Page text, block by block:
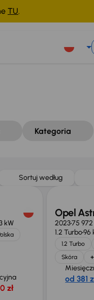
TU.
Kategoria
Sortuj według
kW
zł
Opel
202375
1.2 Turbo96
1.2 Turbo
Skóra
od 381